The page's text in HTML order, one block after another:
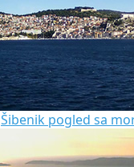
Šibenik pogled sa